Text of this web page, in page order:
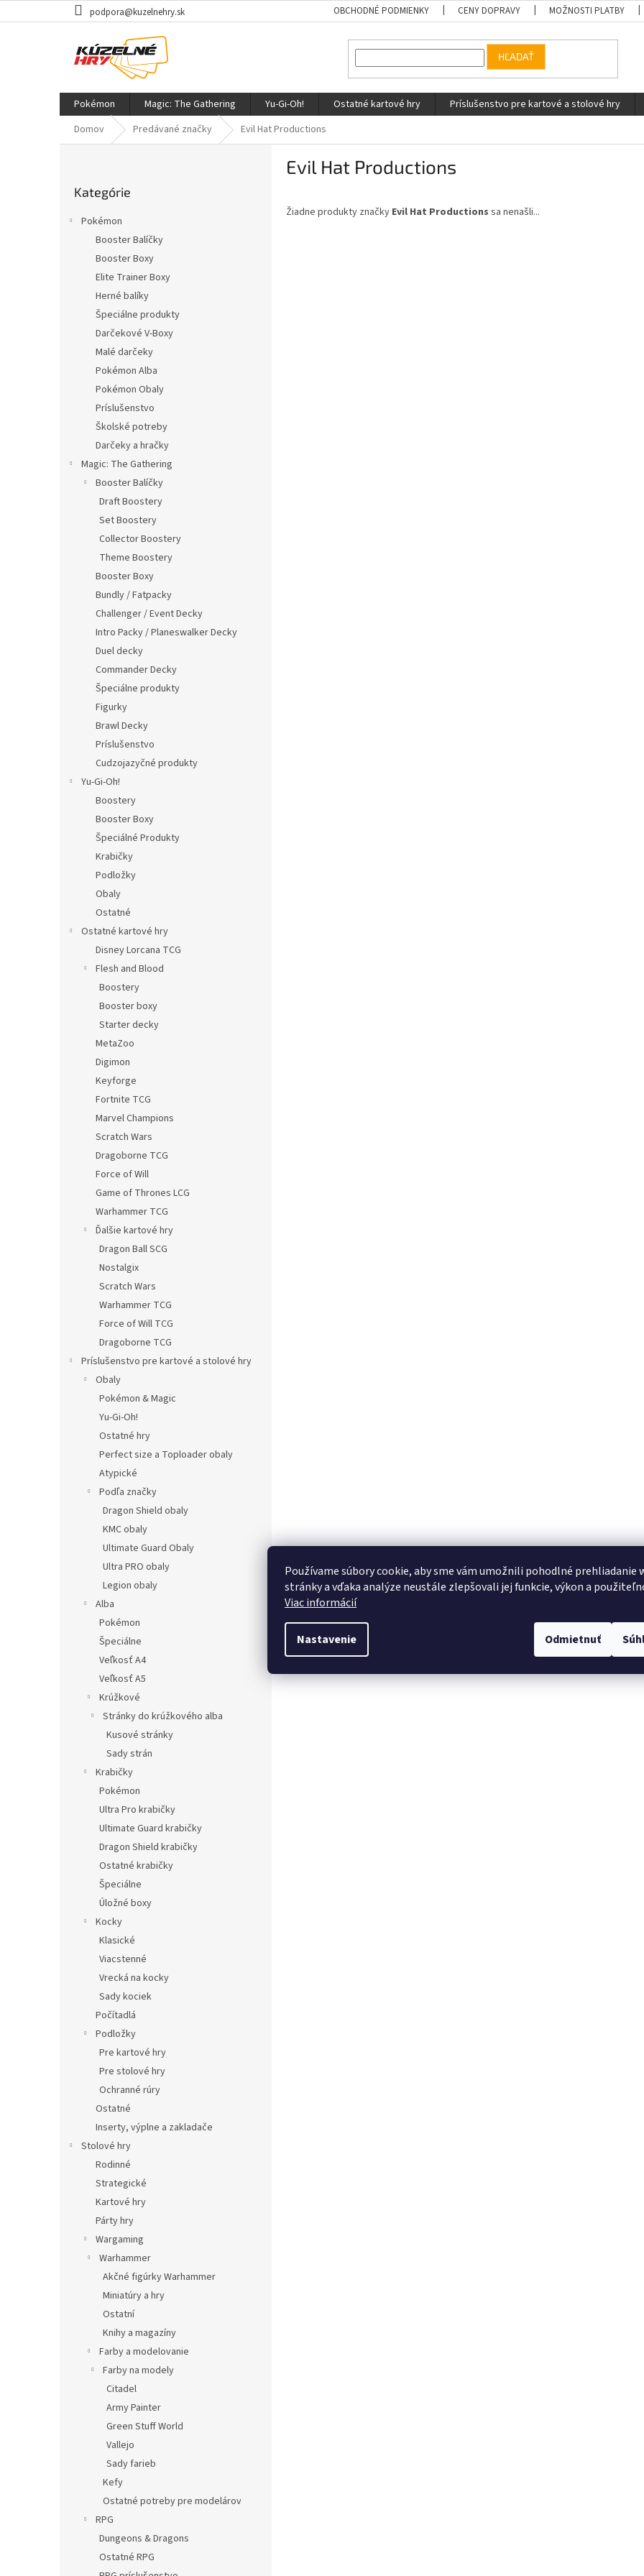
Používame súbory cookie, aby sme vám umožnili pohodlné prehliadanie
stránky a vďaka analýze neustále zlepšovali jej funkcie, výkon a
Viac informácií
Nastavenie Odmietnuť
na
podpora@kuzelnehry.sk OBCHODNÉ PODMIENKY CENY DOPRAVY MOŽNOSTI PLATBY
HĽADAŤ
Pokémon Magic: The Gathering Yu-Gi-Oh! Ostatné kartové hry Príslušenstvo pre kartové a stolové hry
Domov
Predávané značky Evil Hat Productions
kategórie
Kategórie
Pokémon
Booster Balíčky
Booster Boxy
Elite Trainer Boxy
Herné balíky
Špeciálne produkty
Darčekové V-Boxy
Malé darčeky
Pokémon Alba
Pokémon Obaly
Príslušenstvo
Školské potreby
Darčeky a hračky
Magic: The Gathering
Booster Balíčky
Draft Boostery
Set Boostery
Collector Boostery
Theme Boostery
Booster Boxy
Bundly / Fatpacky
Challenger / Event Decky
Intro Packy / Planeswalker Decky
Duel decky
Commander Decky
Špeciálne produkty
Figurky
Brawl Decky
Príslušenstvo
Cudzojazyčné produkty
Yu-Gi-Oh!
Boostery
Booster Boxy
Špeciálné Produkty
Krabičky
Podložky
Obaly
Ostatné
Ostatné kartové hry
Disney Lorcana TCG
Flesh and Blood
Boostery
Booster boxy
Starter decky
MetaZoo
Digimon
Keyforge
Fortnite TCG
Marvel Champions
Scratch Wars
Dragoborne TCG
Force of Will
Game of Thrones LCG
Warhammer TCG
Ďalšie kartové hry
Dragon Ball SCG
Nostalgix
Scratch Wars
Warhammer TCG
Force of Will TCG
Dragoborne TCG
Príslušenstvo pre kartové a stolové hry
Obaly
Pokémon & Magic
Yu-Gi-Oh!
Ostatné hry
Perfect size a Toploader obaly
Atypické
Podľa značky
Dragon Shield obaly
KMC obaly
Ultimate Guard Obaly
Ultra PRO obaly
Legion obaly
Alba
Pokémon
Špeciálne
Veľkosť A4
Veľkosť A5
Krúžkové
Stránky do krúžkového alba
Kusové stránky
Sady strán
Krabičky
Pokémon
Ultra Pro krabičky
Ultimate Guard krabičky
Dragon Shield krabičky
Ostatné krabičky
Špeciálne
Úložné boxy
Kocky
Klasické
Viacstenné
Vrecká na kocky
Sady kociek
Počítadlá
Podložky
Pre kartové hry
Pre stolové hry
Ochranné rúry
Ostatné
Inserty, výplne a zakladače
Stolové hry
Rodinné
Strategické
Kartové hry
Párty hry
Wargaming
Warhammer
Akčné figúrky Warhammer
Miniatúry a hry
Ostatní
Knihy a magazíny
Farby a modelovanie
Farby na modely
Citadel
Army Painter
Green Stuff World
Vallejo
Sady farieb
Kefy
Ostatné potreby pre modelárov
RPG
Dungeons & Dragons
Ostatné RPG
Evil Hat Productions
Žiadne produkty značky Evil Hat Productions sa nenašli...